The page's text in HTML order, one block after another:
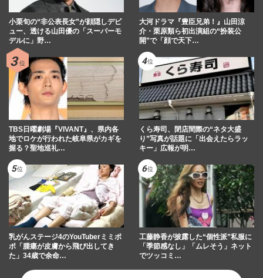
小栗旬の“非公表長女”が顔隠しデビ
ュー、透ける山田優の「スーパーモ
デルに」野…
大河ドラマ『豊臣兄弟！』山田涼
介・栗原類ら初出演組の“扮装公
開”で「顔で天下…
TBS日曜劇場『VIVANT』、県内各
地でロケが行われた岐阜県がカギを
握る？聖地巡礼…
くら寿司、閉店間際の“ネタ大盛
り”写真が話題に「出会えたらラッ
キー」広報が明…
乳がんステージ4のYouTuberミミポ
ポ「腫瘍が皮膚から飛び出してき
た」34歳で余命…
工藤静香が披露した“個性派”私服に
「季節感なし」「ムレそう」ネット
でツッコミ…